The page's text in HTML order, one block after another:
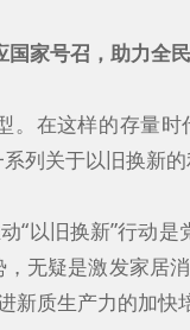
国家号召，助力全
。在这样的存
关于以旧换新的
动“以旧换新”行动是
疑是激发家居消
质生产力的加快培